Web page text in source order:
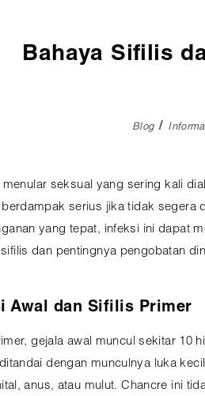
Bahaya Sifilis
Blog
seksual yang sering kali
serius jika tidak segera
yang tepat, infeksi ini dapat
dan pentingnya pengobatan
Awal dan Sifilis Primer
gejala awal muncul sekitar 10
dengan munculnya luka
anus, atau mulut. Chancre ini